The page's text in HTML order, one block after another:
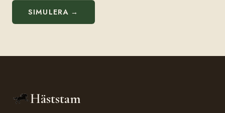
SIMULERA →
Häststam